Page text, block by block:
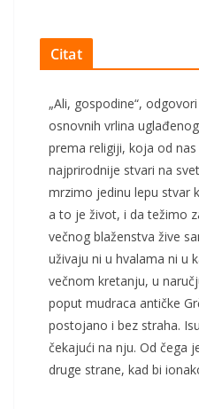
Citat
„Ali, gospodine“,
osnovnih vrlina
prema religiji, koja od
najprirodnije stvari na
mrzimo jedinu lepu stvar
a to je život, i da težimo
večnog blaženstva žive
uživaju ni u hvalama ni u
večnom kretanju, u
poput mudraca antičke
postojano i bez straha.
čekajući na nju. Od čega
druge strane, kad bi